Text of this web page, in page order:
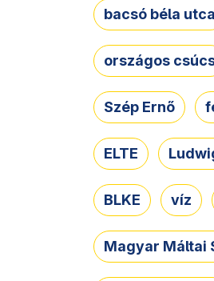
bacsó béla utca
országos
Szép Ernő
ELTE
BLKE víz
Magyar Máltai